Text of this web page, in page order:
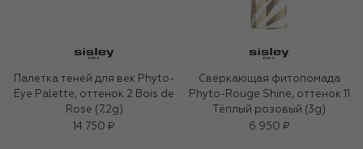
Палетка теней для век Phyto-
Eye Palette, оттенок 2 Bois de
Rose (7,2g)
14 750 ₽
Сверкающая фитопомада
Phyto-Rouge Shine, оттенок 11
Тёплый розовый (3g)
6 950 ₽